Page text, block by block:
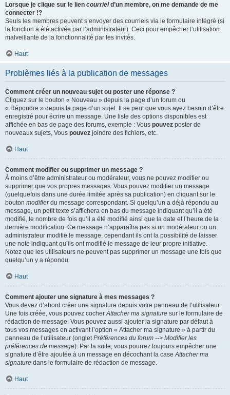
Lorsque je clique sur le lien courrield’un membre, on me demande de me
connecter !?
Seuls les membres peuvent s’envoyer des courriels via le formulaire intégré (si
la fonction a été activée par l’administrateur). Ceci pour empêcher l’utilisation
malveillante de la fonctionnalité par les invités.
Haut
Problèmes liés à la publication de messages
Comment créer un nouveau sujet ou poster une réponse ?
Cliquez sur le bouton « Nouveau » depuis la page d’un forum ou
« Répondre » depuis la page d’un sujet. Il se peut que vous ayez besoin d’être
enregistré pour écrire un message. Une liste des options disponibles est
affichée en bas de page des forums, exemple : Vous pouvez poster de
nouveaux sujets, Vous pouvez joindre des fichiers, etc.
Haut
Comment modifier ou supprimer un message ?
À moins d’être administrateur ou modérateur, vous ne pouvez modifier ou
supprimer que vos propres messages. Vous pouvez modifier un message
(quelquefois dans une durée limitée après sa publication) en cliquant sur le
bouton modifierdu message correspondant. Si quelqu’un a déjà répondu au
message, un petit texte s’affichera en bas du message indiquant qu’il a été
modifié, le nombre de fois qu’il a été modifié ainsi que la date et l’heure de la
dernière modification. Ce message n’apparaîtra pas si un modérateur ou un
administrateur modifie le message, cependant ils ont la possibilité de laisser
une note indiquant qu’ils ont modifié le message de leur propre initiative.
Notez que les utilisateurs ne peuvent pas supprimer un message une fois que
quelqu’un y a répondu.
Haut
Comment ajouter une signature à mes messages ?
Vous devez d’abord créer une signature depuis votre panneau de l’utilisateur.
Une fois créée, vous pouvez cocherAttacher ma signature sur le formulaire de
rédaction de message. Vous pouvez aussi ajouter la signature par défaut à
tous vos messages en activant l’option « Attacher ma signature » à partir du
panneau de l’utilisateur (ongletPréférences du forum --> Modifier les
préférences de message). Par la suite, vous pourrez toujours empêcher une
signature d’être ajoutée à un message en décochant la caseAttacher ma
signature dans le formulaire de rédaction de message.
Haut